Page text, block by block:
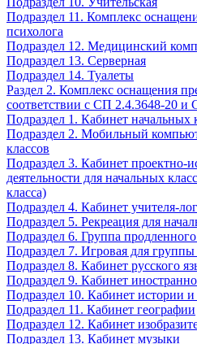
Подраздел 11. Комплекс
психолога
Подраздел 12. Медицинский
Подраздел 13. Серверная
Подраздел 14. Туалеты
Раздел 2. Комплекс оснащения
соответствии с СП 2.4.3648-20
Подраздел 1. Кабинет начальных
Подраздел 2. Мобильный
классов
Подраздел 3. Кабинет проектно-
деятельности для начальных
класса)
Подраздел 4. Кабинет учителя-
Подраздел 5. Рекреация для
Подраздел 6. Группа
Подраздел 7. Игровая для
Подраздел 8. Кабинет русского
Подраздел 9. Кабинет
Подраздел 10. Кабинет истории
Подраздел 11. Кабинет географии
Подраздел 12. Кабинет
Подраздел 13. Кабинет музыки